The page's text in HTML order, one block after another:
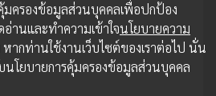
มครองข้อมูลส่วนบุคคลเพื่อปกป้อง
นและทำความเข้าใจนโยบายความ
หากท่านใช้งานเว็บไซต์ของเราต่อไป นั่น
นโยบายการคุ้มครองข้อมูลส่วนบุคคล